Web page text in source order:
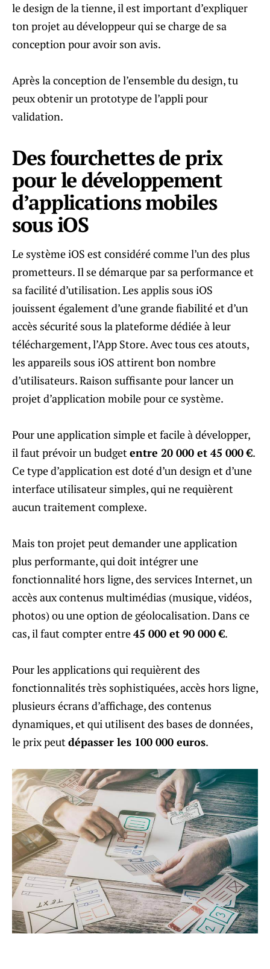
le design de la tienne, il est important d’expliquer
ton projet au développeur qui se charge de sa
conception pour avoir son avis.
Après la conception de l’ensemble du design, tu
peux obtenir un prototype de l’appli pour
validation.
Des fourchettes de prix
pour le développement
d’applications mobiles
sous iOS
Le système iOS est considéré comme l’un des plus
prometteurs. Il se démarque par sa performance et
sa facilité d’utilisation. Les applis sous iOS
jouissent également d’une grande fiabilité et d’un
accès sécurité sous la plateforme dédiée à leur
téléchargement, l’App Store. Avec tous ces atouts,
les appareils sous iOS attirent bon nombre
d’utilisateurs. Raison suffisante pour lancer un
projet d’application mobile pour ce système.
Pour une application simple et facile à développer,
il faut prévoir un budgetentre 20 000 et 45 000 €.
Ce type d’application est doté d’un design et d’une
interface utilisateur simples, qui ne requièrent
aucun traitement complexe.
Mais ton projet peut demander une application
plus performante, qui doit intégrer une
fonctionnalité hors ligne, des services Internet, un
accès aux contenus multimédias (musique, vidéos,
photos) ou une option de géolocalisation. Dans ce
cas, il faut compter entre45 000 et 90 000 €.
Pour les applications qui requièrent des
fonctionnalités très sophistiquées, accès hors ligne,
plusieurs écrans d’affichage, des contenus
dynamiques, et qui utilisent des bases de données,
le prix peutdépasser les 100 000 euros.